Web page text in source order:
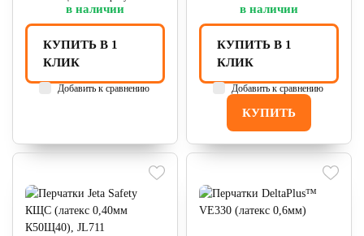
в наличии
КУПИТЬ В 1
КЛИК
Добавить к сравнению
в наличии
КУПИТЬ
КУПИТЬ В 1
КЛИК
Добавить к сравнению